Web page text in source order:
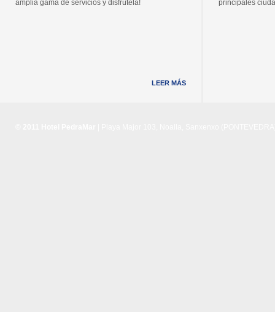
amplia gama de servicios y disfrútela!
LEER MÁS
principales